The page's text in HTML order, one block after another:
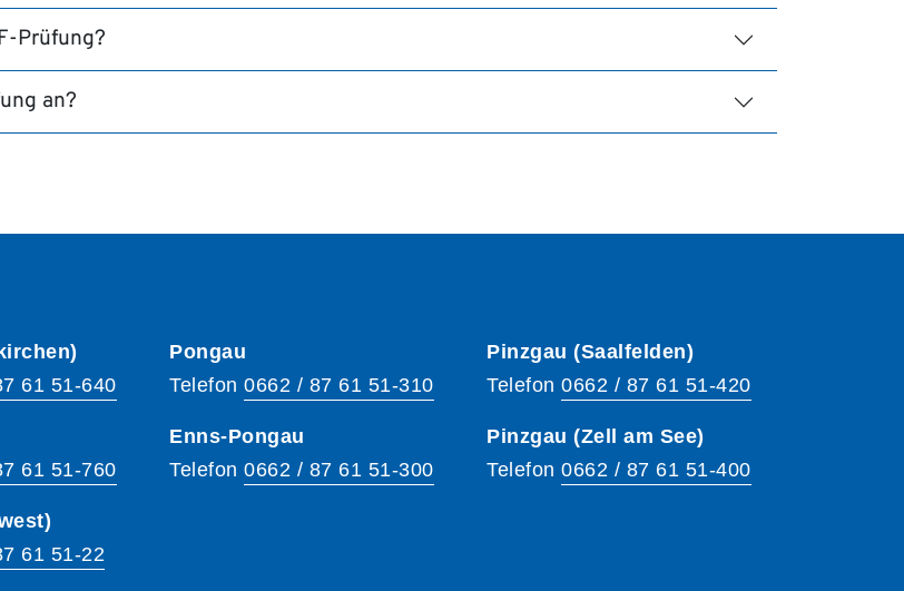
Prüfung?
an?
61 51-640
61 51-760
61 51-22
Pongau
Telefon 0662 / 87 61 51-310
Enns-Pongau
Telefon 0662 / 87 61 51-300
Pinzgau (Saalfelden)
Telefon 0662 / 87 61 51-420
Pinzgau (Zell am See)
Telefon 0662 / 87 61 51-400